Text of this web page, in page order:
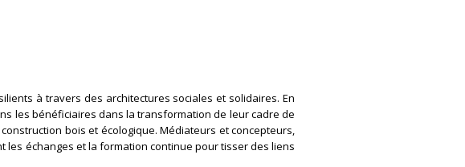
à travers des architectures sociales et solidaires. En
les bénéficiaires dans la transformation de leur cadre de
bois et écologique. Médiateurs et concepteurs,
échanges et la formation continue pour tisser des liens